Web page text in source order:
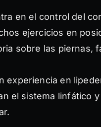
en el control del
ejercicios en
sobre las piernas,
experiencia en
el sistema linfático